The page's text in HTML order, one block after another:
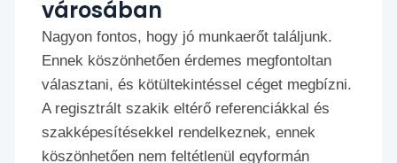
városában
Nagyon fontos, hogy jó munkaerőt találjunk.
Ennek köszönhetően érdemes megfontoltan
választani, és kötültekintéssel céget megbízni.
A regisztrált szakik eltérő referenciákkal és
szakképesítésekkel rendelkeznek, ennek
köszönhetően nem feltétlenül egyformán